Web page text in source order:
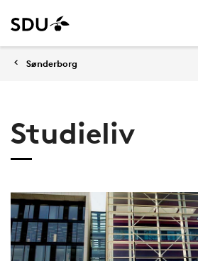
Sønderborg
Studieliv